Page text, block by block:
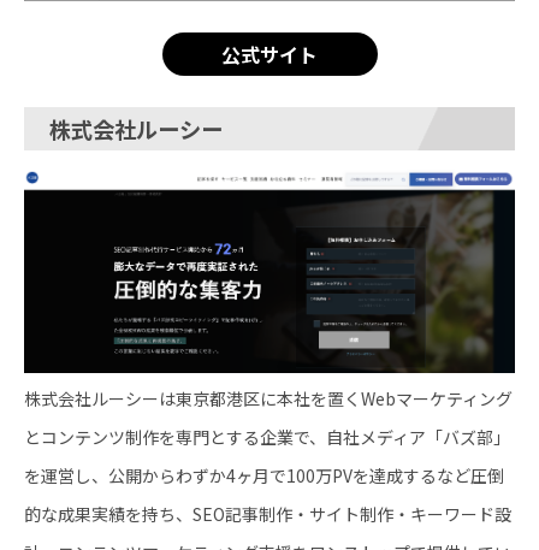
公式サイト
株式会社ルーシー
株式会社ルーシーは東京都港区に本社を置くWebマーケティング
とコンテンツ制作を専門とする企業で、自社メディア「バズ部」
を運営し、公開からわずか4ヶ月で100万PVを達成するなど圧倒
的な成果実績を持ち、SEO記事制作・サイト制作・キーワード設